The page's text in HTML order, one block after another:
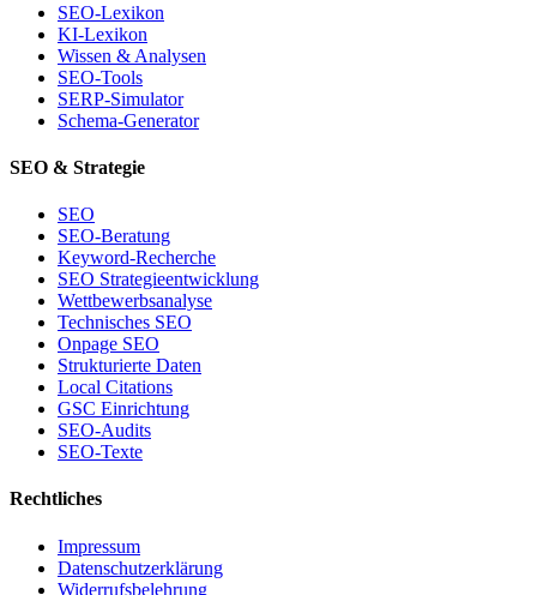
SEO-Lexikon
KI-Lexikon
Wissen & Analysen
SEO-Tools
SERP-Simulator
Schema-Generator
SEO & Strategie
SEO
SEO-Beratung
Keyword-Recherche
SEO Strategieentwicklung
Wettbewerbsanalyse
Technisches SEO
Onpage SEO
Strukturierte Daten
Local Citations
GSC Einrichtung
SEO-Audits
SEO-Texte
Rechtliches
Impressum
Datenschutzerklärung
Widerrufsbelehrung